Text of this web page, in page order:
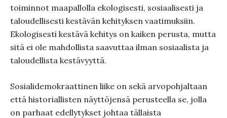
toiminnot maapallolla ekologisesti, sosiaalisesti ja
taloudellisesti kestävän kehityksen vaatimuksiin.
Ekologisesti kestävä kehitys on kaiken perusta, mutta
sitä ei ole mahdollista saavuttaa ilman sosiaalista ja
taloudellista kestävyyttä.
Sosialidemokraattinen liike on sekä arvopohjaltaan
että historiallisten näyttöjensä perusteella se, jolla
on parhaat edellytykset johtaa tällaista